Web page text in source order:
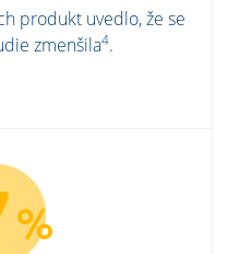
produkt uvedlo, že se
zmenšila4.